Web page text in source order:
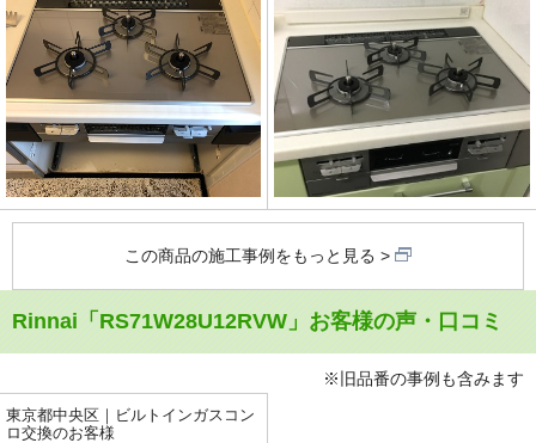
この商品の施工事例をもっと見る
Rinnai「RS71W28U12RVW」お客様の声・口コミ
※旧品番の事例も含みます
東京都中央区｜ビルトインガスコン
ロ交換のお客様